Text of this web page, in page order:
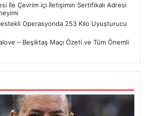
İle Çevrim içi İletişimin Sertifikalı Adresi
Operasyonda 253 Kilo Uyuşturucu
– Beşiktaş Maçı Özeti ve Tüm Önemli